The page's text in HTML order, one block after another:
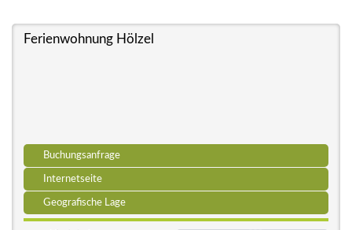
Ferienwohnung Hölzel
Buchungsanfrage
Internetseite
Geografische Lage